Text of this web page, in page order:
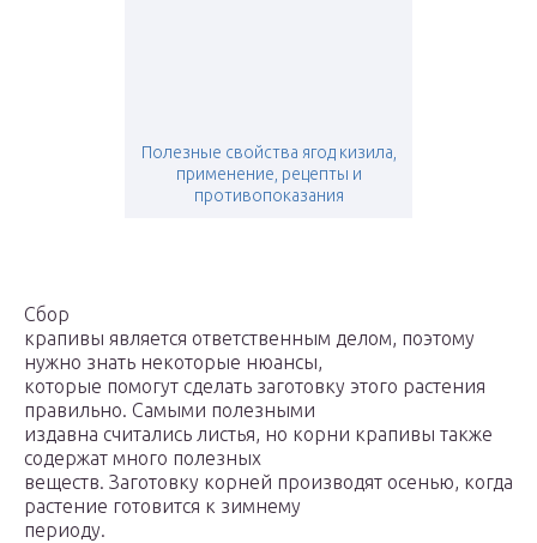
Полезные свойства ягод кизила,
применение, рецепты и
противопоказания
Сбор
крапивы является ответственным делом, поэтому
нужно знать некоторые нюансы,
которые помогут сделать заготовку этого растения
правильно. Самыми полезными
издавна считались листья, но корни крапивы также
содержат много полезных
веществ. Заготовку корней производят осенью, когда
растение готовится к зимнему
периоду.